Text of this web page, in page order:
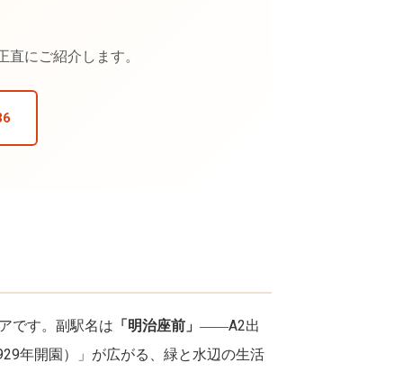
にご紹介します。
です。副駅名は 「明治座前」 ――A2出
年開園）」が広がる、緑と水辺の生活